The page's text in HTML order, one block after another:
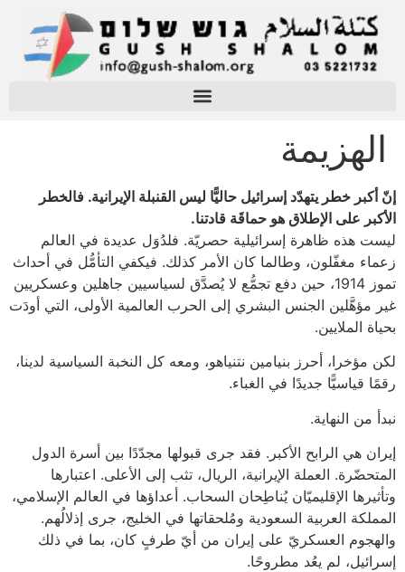
الهزيمة
إنّ أكبر خطر يتهدّد إسرائيل حاليًّا ليس القنبلة الإيرانية. فالخطر
الأكبر على الإطلاق هو حماقَة قادتنا.
ليست هذه ظاهرة إسرائيلية حصريّة. فلدُوَل عديدة في العالم
زعماء مغفّلون، وطالما كان الأمر كذلك. فيكفي التأمُّل في أحداث
تموز 1914، حين دفع تجمُّع لا يُصدَّق لسياسيين جاهلين وعسكريين
غير مؤهَّلين الجنس البشري إلى الحرب العالمية الأولى، التي أودَت
بحياة الملايين.
لكن مؤخرا، أحرز بنيامين نتنياهو، ومعه كل النخبة السياسية لدينا،
رقمًا قياسيًّا جديدًا في الغباء.
نبدأ من النهاية.
إيران هي الرابح الأكبر. فقد جرى قبولها مجدّدًا بين أسرة الدول
المتحضّرة. العملة الإيرانية، الريال، تثب إلى الأعلى. اعتبارها
وتأثيرها الإقليميّان يُناطِحان السحاب. أعداؤها في العالم الإسلامي،
المملكة العربية السعودية ومُلحقاتها في الخليج، جرى إذلالُهم.
والهجوم العسكريّ على إيران من أيّ طرفٍ كان، بما في ذلك
إسرائيل، لم يعُد مطروحًا.